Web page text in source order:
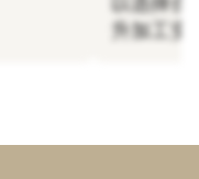
升加工安